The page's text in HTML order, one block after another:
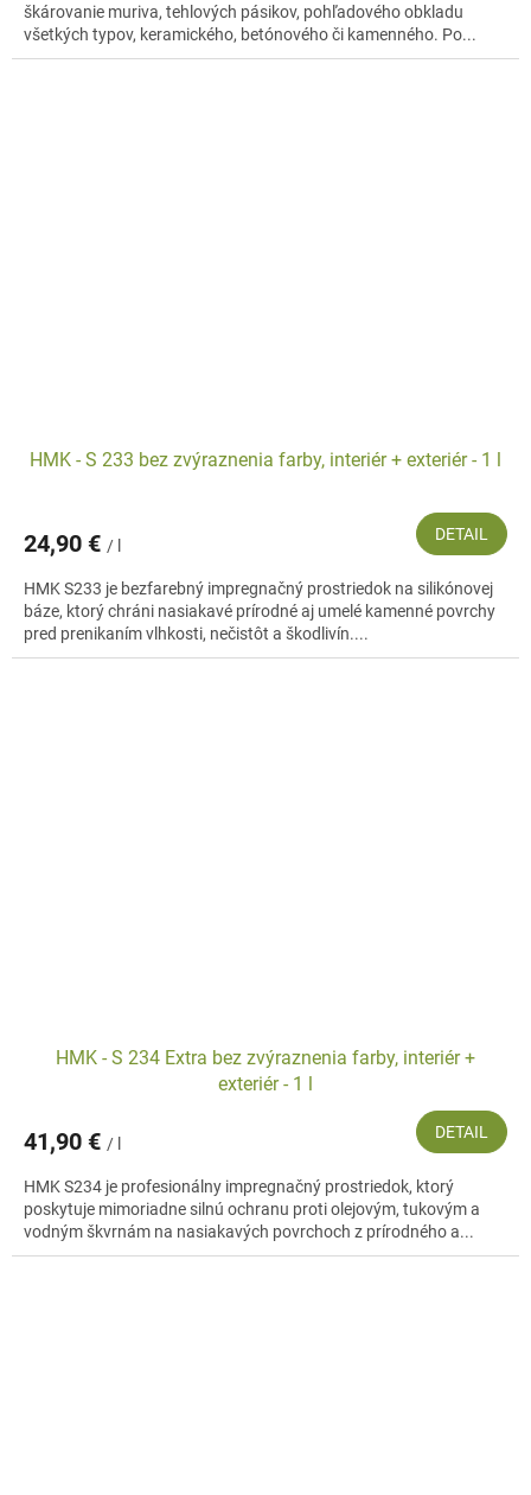
škárovanie muriva, tehlových pásikov, pohľadového obkladu
všetkých typov, keramického, betónového či kamenného. Po...
HMK - S 233 bez zvýraznenia farby, interiér + exteriér - 1 l
24,90 € / l
DETAIL
HMK S233 je bezfarebný impregnačný prostriedok na silikónovej
báze, ktorý chráni nasiakavé prírodné aj umelé kamenné povrchy
pred prenikaním vlhkosti, nečistôt a škodlivín....
HMK - S 234 Extra bez zvýraznenia farby, interiér +
exteriér - 1 l
41,90 € / l
DETAIL
HMK S234 je profesionálny impregnačný prostriedok, ktorý
poskytuje mimoriadne silnú ochranu proti olejovým, tukovým a
vodným škvrnám na nasiakavých povrchoch z prírodného a...